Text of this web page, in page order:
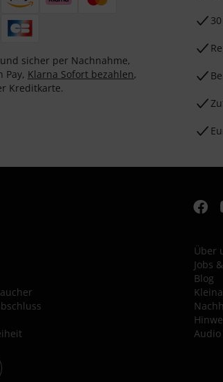
sicher per Nachnahme,
Pay, Klarna Sofort bezahlen,
Kreditkarte.
Über
Jobs
Blog
Audio